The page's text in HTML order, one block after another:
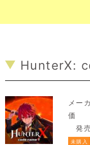
HunterX:
メー
価
発
未購入